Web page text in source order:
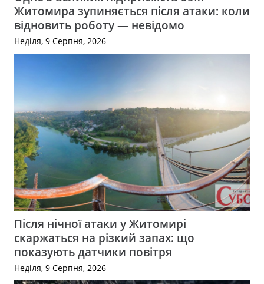
Житомира зупиняється після атаки: коли
відновить роботу — невідомо
Неділя, 9 Серпня, 2026
Після нічної атаки у Житомирі
скаржаться на різкий запах: що
показують датчики повітря
Неділя, 9 Серпня, 2026